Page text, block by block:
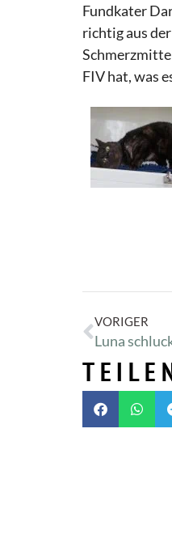
Fundkater
richtig aus
FIV hat, was
VORIGER
Luna